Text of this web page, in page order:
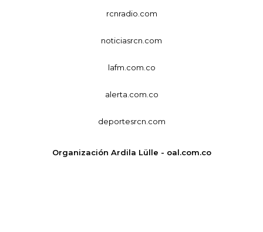
rcnradio.com
noticiasrcn.com
lafm.com.co
alerta.com.co
deportesrcn.com
Organización Ardila Lülle - oal.com.co